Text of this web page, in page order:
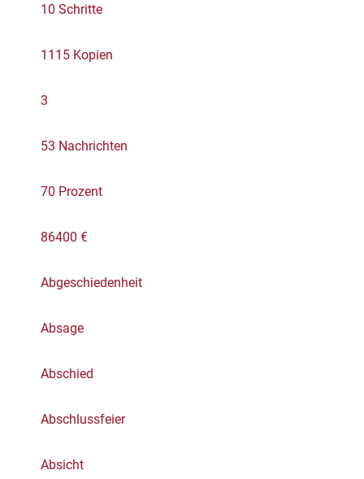
10 Schritte
1115 Kopien
3
53 Nachrichten
70 Prozent
86400 €
Abgeschiedenheit
Absage
Abschied
Abschlussfeier
Absicht